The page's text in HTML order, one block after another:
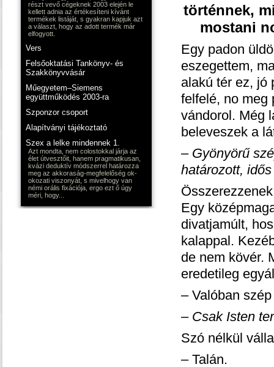
részt vevő cégeknek 2003 elején le
kellett adnia az értékesíteni kívánt
termékek listáját, s gyakran kapjuk azt
a választ, hogy az adott termék már
elfogyott.
Vers
Felsőoktatási Tankönyv- és
Szakkönyvvásár
Műegyetem–Siemens
együttműködés 2003-ra
Szponzor csoport
Alapítványi tájékoztató
Szex a lelke mindennek 1.
Azt mondta, nem colostokkal járja az
élet útvesztőit, hanem pragmatikusan,
kvázi deduktív módszerrel határozza
meg az akkoraság-megfelelőség ok-
okozati viszonyát, s mivelhogy van
némi orális fixációja, ergo ezt ő úgy
méri, hogy...
történnek,
mostani
Egy padon
eszegettem,
alakú tér ez, jó
felfelé, no meg
vándorol. Még
beleveszek a
– Gyönyörű
határozott,
Egy
divatjamúlt,
kalappal.
de nem kövér.
eredetileg
– Valóban
– Csak Isten
Szó nélkül
– Talán.